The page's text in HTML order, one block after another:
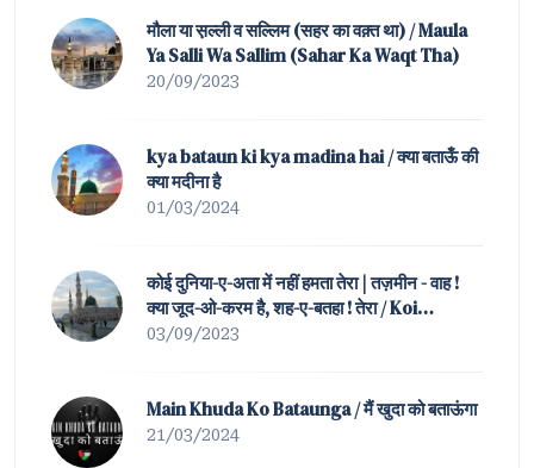
मौला या स़ल्ली व सल्लिम (सहर का वक़्त था) / Maula
Ya Salli Wa Sallim (Sahar Ka Waqt Tha)
20/09/2023
kya bataun ki kya madina hai / क्या बताऊँ की
क्या मदीना है
01/03/2024
कोई दुनिया-ए-अता में नहीं हमता तेरा | तज़मीन - वाह !
क्या जूद-ओ-करम है, शह-ए-बतहा ! तेरा / Koi
Duniya-e-Ata Mein Nahin Hamta Tera |
03/09/2023
Main Khuda Ko Bataunga / मैं खुदा को बताऊंगा
21/03/2024